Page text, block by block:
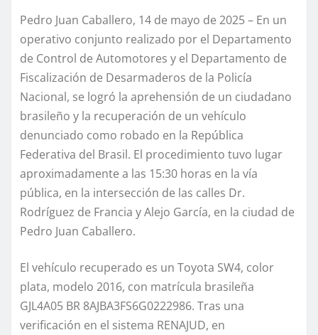
Pedro Juan Caballero, 14 de mayo de 2025 – En un
operativo conjunto realizado por el Departamento
de Control de Automotores y el Departamento de
Fiscalización de Desarmaderos de la Policía
Nacional, se logró la aprehensión de un ciudadano
brasileño y la recuperación de un vehículo
denunciado como robado en la República
Federativa del Brasil. El procedimiento tuvo lugar
aproximadamente a las 15:30 horas en la vía
pública, en la intersección de las calles Dr.
Rodríguez de Francia y Alejo García, en la ciudad de
Pedro Juan Caballero.
El vehículo recuperado es un Toyota SW4, color
plata, modelo 2016, con matrícula brasileña
GJL4A05 BR 8AJBA3FS6G0222986. Tras una
verificación en el sistema RENAJUD, en